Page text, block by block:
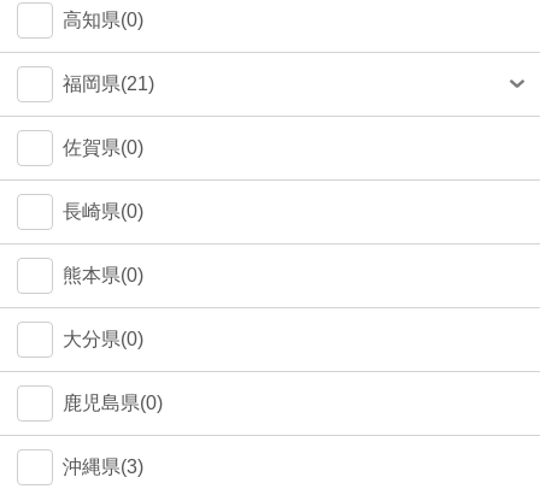
高知県(0)
福岡県(21)
福岡市(20)
佐賀県(0)
長崎県(0)
熊本県(0)
大分県(0)
鹿児島県(0)
沖縄県(3)